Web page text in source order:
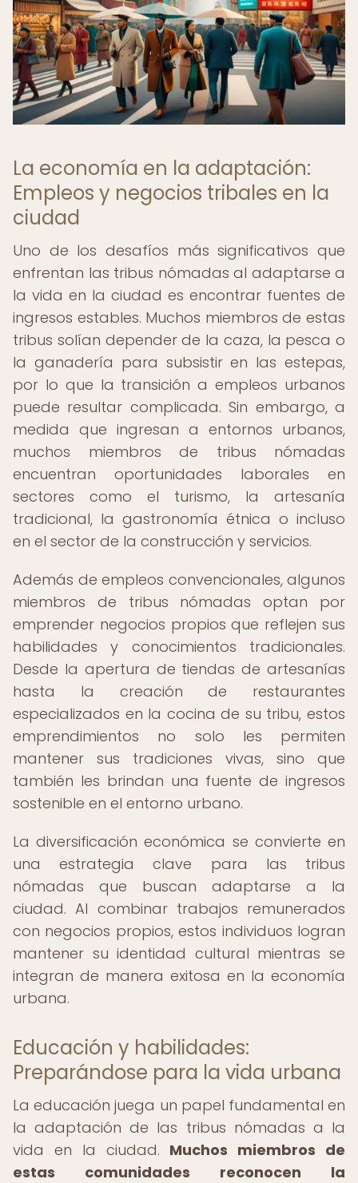
La economía en la adaptación:
Empleos y negocios tribales en la
ciudad
Uno de los desafíos más significativos que
enfrentan las tribus nómadas al adaptarse a
la vida en la ciudad es encontrar fuentes de
ingresos estables. Muchos miembros de estas
tribus solían depender de la caza, la pesca o
la ganadería para subsistir en las estepas,
por lo que la transición a empleos urbanos
puede resultar complicada. Sin embargo, a
medida que ingresan a entornos urbanos,
muchos miembros de tribus nómadas
encuentran oportunidades laborales en
sectores como el turismo, la artesanía
tradicional, la gastronomía étnica o incluso
en el sector de la construcción y servicios.
Además de empleos convencionales, algunos
miembros de tribus nómadas optan por
emprender negocios propios que reflejen sus
habilidades y conocimientos tradicionales.
Desde la apertura de tiendas de artesanías
hasta la creación de restaurantes
especializados en la cocina de su tribu, estos
emprendimientos no solo les permiten
mantener sus tradiciones vivas, sino que
también les brindan una fuente de ingresos
sostenible en el entorno urbano.
La diversificación económica se convierte en
una estrategia clave para las tribus
nómadas que buscan adaptarse a la
ciudad. Al combinar trabajos remunerados
con negocios propios, estos individuos logran
mantener su identidad cultural mientras se
integran de manera exitosa en la economía
urbana.
Educación y habilidades:
Preparándose para la vida urbana
La educación juega un papel fundamental en
la adaptación de las tribus nómadas a la
vida en la ciudad. Muchos miembros de
estas comunidades reconocen la